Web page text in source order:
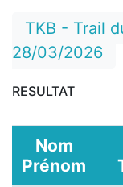
TKB - Trail
28/03/2026
RESULTAT
Nom
Prénom